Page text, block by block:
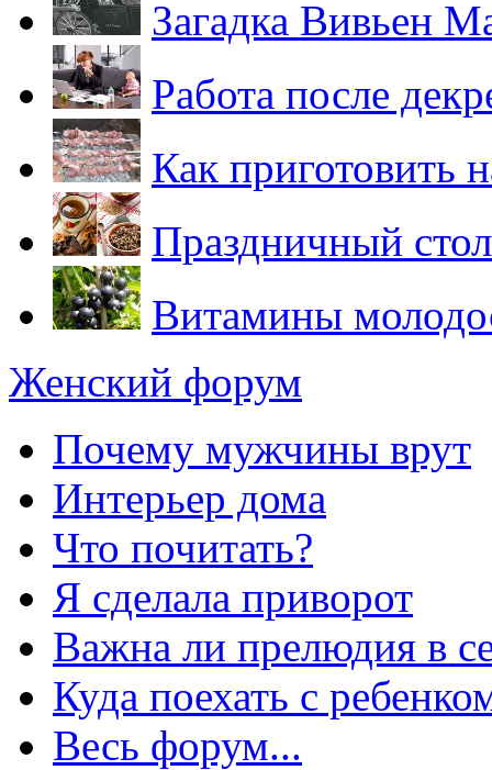
Загадка Вивьен
Работа после
Как приготовить
Праздничный
Витамины
Женский форум
Почему мужчины врут
Интерьер дома
Что почитать?
Я сделала приворот
Важна ли прелюдия в
Куда поехать с
Весь форум...